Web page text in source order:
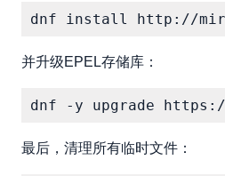
并升级EPEL存储库：
最后，清理所有临时文件：